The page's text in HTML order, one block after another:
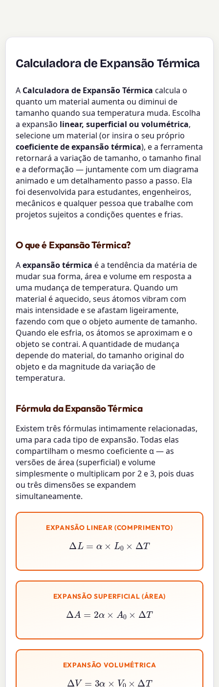
Calculadora de Expansão Térmica
A Calculadora de Expansão Térmica calcula o
quanto um material aumenta ou diminui de
tamanho quando sua temperatura muda. Escolha
a expansão linear, superficial ou volumétrica,
selecione um material (or insira o seu próprio
coeficiente de expansão térmica), e a ferramenta
retornará a variação de tamanho, o tamanho final
e a deformação — juntamente com um diagrama
animado e um detalhamento passo a passo. Ela
foi desenvolvida para estudantes, engenheiros,
mecânicos e qualquer pessoa que trabalhe com
projetos sujeitos a condições quentes e frias.
O que é Expansão Térmica?
Aexpansão térmica é a tendência da matéria de
mudar sua forma, área e volume em resposta a
uma mudança de temperatura. Quando um
material é aquecido, seus átomos vibram com
mais intensidade e se afastam ligeiramente,
fazendo com que o objeto aumente de tamanho.
Quando ele esfria, os átomos se aproximam e o
objeto se contrai. A quantidade de mudança
depende do material, do tamanho original do
objeto e da magnitude da variação de
temperatura.
Fórmula da Expansão Térmica
Existem três fórmulas intimamente relacionadas,
uma para cada tipo de expansão. Todas elas
compartilham o mesmo coeficiente α — as
versões de área (superficial) e volume
simplesmente o multiplicam por 2 e 3, pois duas
ou três dimensões se expandem
simultaneamente.
EXPANSÃO LINEAR (COMPRIMENTO)
ΔL =α ×L 0× ΔT
EXPANSÃO SUPERFICIAL (ÁREA)
ΔA =2α × 0× Δ
EXPANSÃO VOLUMÉTRICA
Δ V=3α ×V0× Δ T